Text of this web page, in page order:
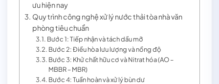
ưu hiện nay
Quy trình công nghệ xử lý nước thải tòa nhà văn
phòng tiêu chuẩn
Bước 1: Tiếp nhận và tách dầu mỡ
Bước 2: Điều hòa lưu lượng và nồng độ
Bước 3: Khử chất hữu cơ và Nitrat hóa (AO –
MBBR – MBR)
Bước 4: Tuần hoàn và xử lý bùn dư